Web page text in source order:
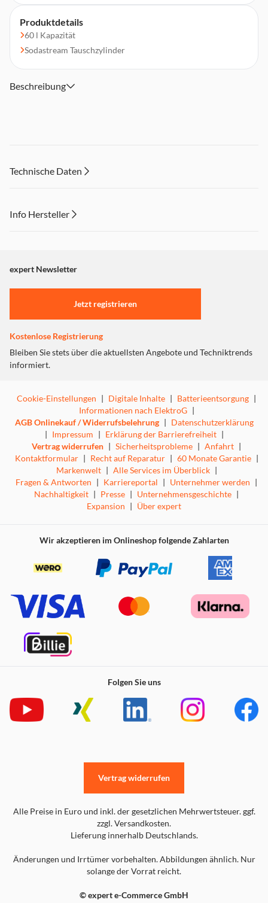
Produktdetails
60 l Kapazität
Sodastream Tauschzylinder
Beschreibung
Technische Daten
Info Hersteller
"Marketing".
Einstellungen anpassen
expert Newsletter
Jetzt registrieren
Kostenlose Registrierung
Bleiben Sie stets über die aktuellsten Angebote und Techniktrends
informiert.
Cookie-Einstellungen | Digitale Inhalte | Batterieentsorgung |
Informationen nach ElektroG |
AGB Onlinekauf / Widerrufsbelehrung | Datenschutzerklärung
| Impressum | Erklärung der Barrierefreiheit |
Vertrag widerrufen | Sicherheitsprobleme | Anfahrt |
Kontaktformular | Recht auf Reparatur | 60 Monate Garantie |
Markenwelt | Alle Services im Überblick |
Fragen & Antworten | Karriereportal | Unternehmer werden |
Nachhaltigkeit | Presse | Unternehmensgeschichte |
Expansion | Über expert
Wir akzeptieren im Onlineshop folgende Zahlarten
Folgen Sie uns
Alle Preise in Euro und inkl. der gesetzlichen Mehrwertsteuer. ggf.
zzgl. Versandkosten.
Lieferung innerhalb Deutschlands.
Änderungen und Irrtümer vorbehalten. Abbildungen ähnlich. Nur
solange der Vorrat reicht.
© expert e-Commerce GmbH
Vertrag widerrufen